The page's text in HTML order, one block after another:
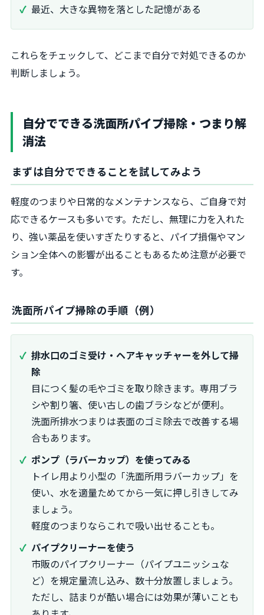
最近、大きな異物を落とした記憶がある
これらをチェックして、どこまで自分で対処できるのか
判断しましょう。
自分でできる洗面所パイプ掃除・つまり解
消法
まずは自分でできることを試してみよう
軽度のつまりや日常的なメンテナンスなら、ご自身で対
応できるケースも多いです。ただし、無理に力を入れた
り、強い薬品を使いすぎたりすると、パイプ損傷やマン
ション全体への影響が出ることもあるため注意が必要で
す。
洗面所パイプ掃除の手順（例）
排水口のゴミ受け・ヘアキャッチャーを外して掃
除
目につく髪の毛やゴミを取り除きます。専用ブラ
シや割り箸、使い古しの歯ブラシなどが便利。
洗面所排水つまりは表面のゴミ除去で改善する場
合もあります。
ポンプ（ラバーカップ）を使ってみる
トイレ用より小型の「洗面所用ラバーカップ」を
使い、水を適量ためてから一気に押し引きしてみ
ましょう。
軽度のつまりならこれで吸い出せることも。
パイプクリーナーを使う
市販のパイプクリーナー（パイプユニッシュな
ど）を規定量流し込み、数十分放置しましょう。
ただし、詰まりが酷い場合には効果が薄いことも